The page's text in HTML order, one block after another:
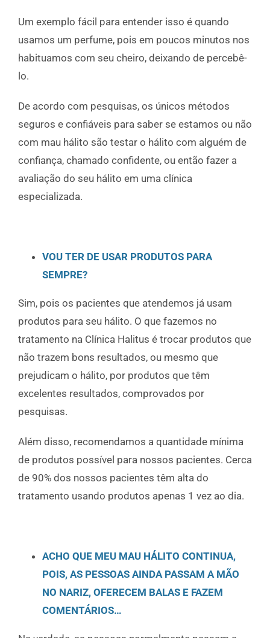
Um exemplo fácil para entender isso é quando
usamos um perfume, pois em poucos minutos nos
habituamos com seu cheiro, deixando de percebê-
lo.
De acordo com pesquisas, os únicos métodos
seguros e confiáveis para saber se estamos ou não
com mau hálito são testar o hálito com alguém de
confiança, chamado confidente, ou então fazer a
avaliação do seu hálito em uma clínica
especializada.
VOU TER DE USAR PRODUTOS PARA
SEMPRE?
Sim, pois os pacientes que atendemos já usam
produtos para seu hálito. O que fazemos no
tratamento na Clínica Halitus é trocar produtos que
não trazem bons resultados, ou mesmo que
prejudicam o hálito, por produtos que têm
excelentes resultados, comprovados por
pesquisas.
Além disso, recomendamos a quantidade mínima
de produtos possível para nossos pacientes. Cerca
de 90% dos nossos pacientes têm alta do
tratamento usando produtos apenas 1 vez ao dia.
ACHO QUE MEU MAU HÁLITO CONTINUA,
POIS, AS PESSOAS AINDA PASSAM A MÃO
NO NARIZ, OFERECEM BALAS E FAZEM
COMENTÁRIOS…